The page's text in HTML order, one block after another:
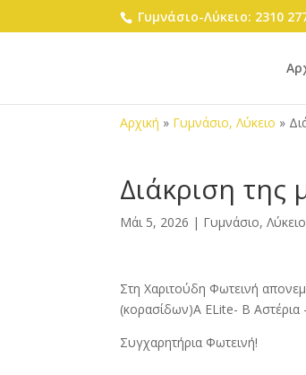
Γυμνάσιο-Λύκειο: 2310
Αρχική » Γυμνάσιο, Λύκειο »
Διάκριση της
Μάι 5, 2026 | Γυμνάσιο, Λύκειο
Στη Χαριτούδη Φωτεινή
(κορασίδων)Α ELite- Β
Συγχαρητήρια Φωτεινή!